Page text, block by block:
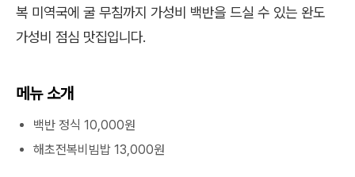
복 미역국에 굴 무침까지 가성비 백반을 드실 수 있는 완도
가성비 점심 맛집입니다.
메뉴 소개
백반 정식 10,000원
해초전복비빔밥 13,000원